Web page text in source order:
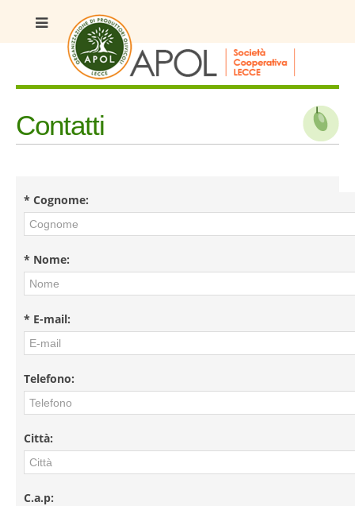
Contatti
* Cognome:
* Nome:
* E-mail:
Telefono:
Città:
C.a.p: